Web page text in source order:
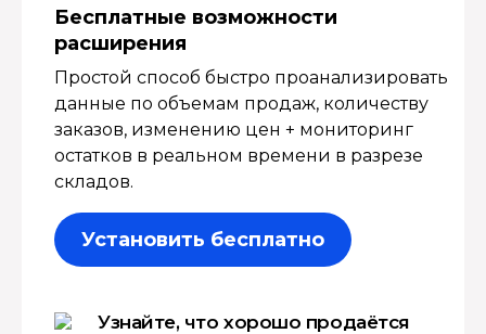
Бесплатные возмож­ности
расширения
Простой способ быстро проанализировать
данные по объемам продаж, количеству
заказов, изменению цен + мониторинг
остатков в реальном времени в разрезе
складов.
Установить бесплатно
Узнайте, что хорошо продаётся